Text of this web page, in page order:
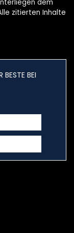
dem
zitierten Inhalte
BESTE BEI